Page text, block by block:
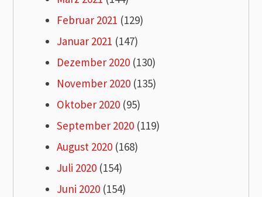
Februar 2021 (129)
Januar 2021 (147)
Dezember 2020 (130)
November 2020 (135)
Oktober 2020 (95)
September 2020 (119)
August 2020 (168)
Juli 2020 (154)
Juni 2020 (154)